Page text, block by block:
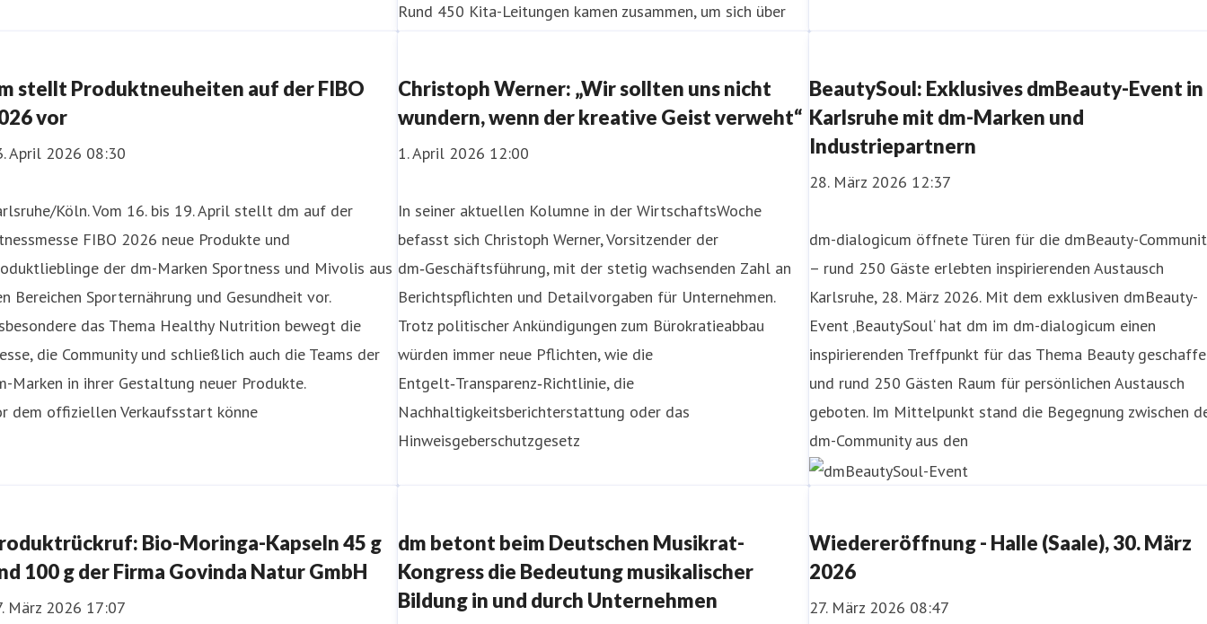
Rund 450 Kita-Leitungen kamen zusammen, um sich über
aktuelle Herausforderungen und Impulse für die
stellt Produktneuheiten auf der FIBO
vor
April 2026 08:30
Köln. Vom 16. bis 19. April stellt dm auf der
FIBO 2026 neue Produkte und
der dm-Marken Sportness und Mivolis aus
Bereichen Sporternährung und Gesundheit vor.
das Thema Healthy Nutrition bewegt die
die Community und schließlich auch die Teams der
Marken in ihrer Gestaltung neuer Produkte.
dem offiziellen Verkaufsstart könne
Christoph Werner: „Wir sollten uns nicht
wundern, wenn der kreative Geist verweht“
1. April 2026 12:00
In seiner aktuellen Kolumne in der WirtschaftsWoche
befasst sich Christoph Werner, Vorsitzender der
dm‑Geschäftsführung, mit der stetig wachsenden Zahl an
Berichtspflichten und Detailvorgaben für Unternehmen.
Trotz politischer Ankündigungen zum Bürokratieabbau
würden immer neue Pflichten, wie die
Entgelt‑Transparenz‑Richtlinie, die
Nachhaltigkeitsberichterstattung oder das
Hinweisgeberschutzgesetz
BeautySoul: Exklusives dmBeauty-Event in
Karlsruhe mit dm-Marken und
Industriepartnern
28. März 2026 12:37
dm-dialogicum öffnete Türen für die dmBeauty-
– rund 250 Gäste erlebten inspirierenden Austausch
Karlsruhe, 28. März 2026. Mit dem exklusiven dmBeauty-
Event ‚BeautySoul‘ hat dm im dm-dialogicum einen
inspirierenden Treffpunkt für das Thema Beauty
und rund 250 Gästen Raum für persönlichen Austausch
geboten. Im Mittelpunkt stand die Begegnung zwischen
dm-Community aus den
Bio-Moringa-Kapseln 45 g
100 g der Firma Govinda Natur GmbH
März 2026 17:07
dm betont beim Deutschen Musikrat-
Kongress die Bedeutung musikalischer
Bildung in und durch Unternehmen
Wiedereröffnung - Halle (Saale), 30. März
2026
27. März 2026 08:47